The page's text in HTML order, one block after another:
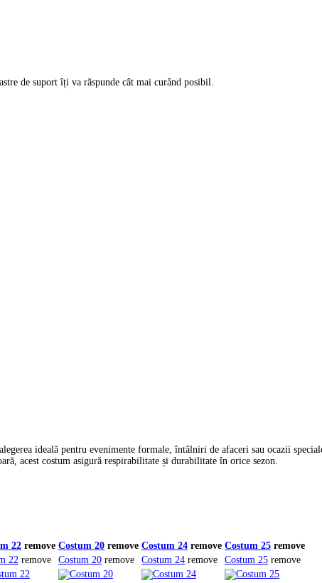
de suport îți va răspunde cât mai curând posibil.
ideală pentru evenimente formale, întâlniri de afaceri sau ocazii
acest costum asigură respirabilitate și durabilitate în orice sezon.
22 remove Costum 20 remove Costum 24 remove Costum 25 remove
22 remove Costum 20 remove Costum 24 remove Costum 25 remove